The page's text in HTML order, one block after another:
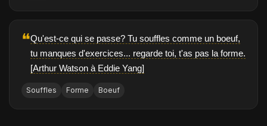
❝Qu'est-ce qui se passe? Tu souffles comme un boeuf,
tu manques d'exercices... regarde toi, t'as pas la forme.
[Arthur Watson à Eddie Yang]
Souffles Forme Boeuf